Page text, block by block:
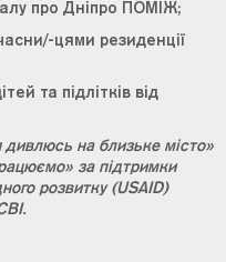
про Дніпро ПОМІЖ;
цями резиденції
та підлітків від
дивлюсь на близьке місто»
за підтримки
розвитку (USAID)